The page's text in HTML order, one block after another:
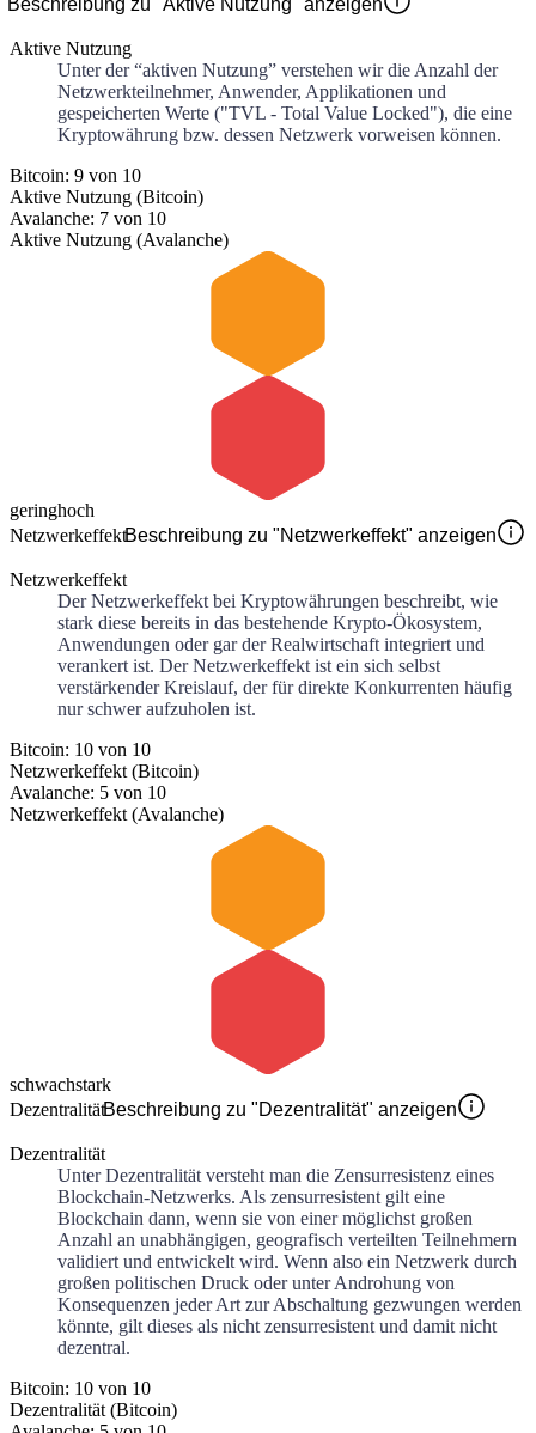
Beschreibung zu "Aktive Nutzung" anzeigen
Aktive Nutzung
Unter der “aktiven Nutzung” verstehen wir die Anzahl der
Netzwerkteilnehmer, Anwender, Applikationen und
gespeicherten Werte ("TVL - Total Value Locked"), die eine
Kryptowährung bzw. dessen Netzwerk vorweisen können.
Bitcoin: 9 von 10
Aktive Nutzung (Bitcoin)
Avalanche: 7 von 10
Aktive Nutzung (Avalanche)
geringhoch
NetzwerkeffektBeschreibung zu "Netzwerkeffekt" anzeigen
Netzwerkeffekt
Der Netzwerkeffekt bei Kryptowährungen beschreibt, wie
stark diese bereits in das bestehende Krypto-Ökosystem,
Anwendungen oder gar der Realwirtschaft integriert und
verankert ist. Der Netzwerkeffekt ist ein sich selbst
verstärkender Kreislauf, der für direkte Konkurrenten häufig
nur schwer aufzuholen ist.
Bitcoin: 10 von 10
Netzwerkeffekt (Bitcoin)
Avalanche: 5 von 10
Netzwerkeffekt (Avalanche)
schwachstark
DezentralitätBeschreibung zu "Dezentralität" anzeigen
Dezentralität
Unter Dezentralität versteht man die Zensurresistenz eines
Blockchain-Netzwerks. Als zensurresistent gilt eine
Blockchain dann, wenn sie von einer möglichst großen
Anzahl an unabhängigen, geografisch verteilten Teilnehmern
validiert und entwickelt wird. Wenn also ein Netzwerk durch
großen politischen Druck oder unter Androhung von
Konsequenzen jeder Art zur Abschaltung gezwungen werden
könnte, gilt dieses als nicht zensurresistent und damit nicht
dezentral.
Bitcoin: 10 von 10
Dezentralität (Bitcoin)